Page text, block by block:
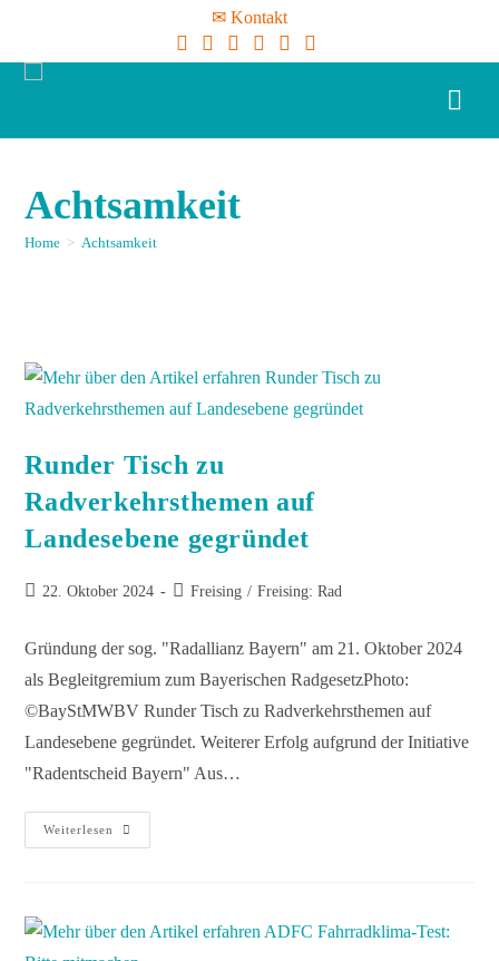
✉ Kontakt
Achtsamkeit
Home > Achtsamkeit
Runder Tisch zu
Radverkehrsthemen auf
Landesebene gegründet
22. Oktober 2024 Freising / Freising: Rad
Gründung der sog. "Radallianz Bayern" am 21. Oktober 2024
als Begleitgremium zum Bayerischen RadgesetzPhoto:
©BayStMWBV Runder Tisch zu Radverkehrsthemen auf
Landesebene gegründet. Weiterer Erfolg aufgrund der Initiative
"Radentscheid Bayern" Aus…
Weiterlesen